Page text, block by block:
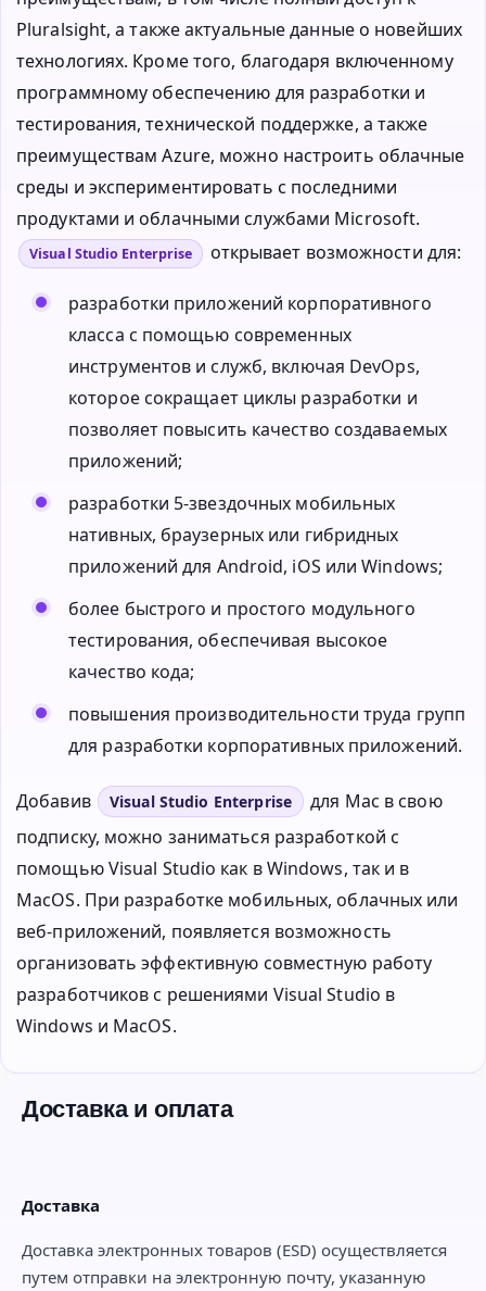
Pluralsight, а также актуальные данные о новейших
технологиях. Кроме того, благодаря включенному
программному обеспечению для разработки и
тестирования, технической поддержке, а также
преимуществам Azure, можно настроить облачные
среды и экспериментировать с последними
продуктами и облачными службами Microsoft.
Visual Studio Enterprise открывает возможности для:
разработки приложений корпоративного
класса с помощью современных
инструментов и служб, включая DevOps,
которое сокращает циклы разработки и
позволяет повысить качество создаваемых
приложений;
разработки 5-звездочных мобильных
нативных, браузерных или гибридных
приложений для Android, iOS или Windows;
более быстрого и простого модульного
тестирования, обеспечивая высокое
качество кода;
повышения производительности труда групп
для разработки корпоративных приложений.
Добавив Visual Studio Enterprise
для Mac в свою
подписку, можно заниматься разработкой с
помощью Visual Studio как в Windows, так и в
MacOS. При разработке мобильных, облачных или
веб-приложений, появляется возможность
организовать эффективную совместную работу
разработчиков с решениями Visual Studio в
Windows и MacOS.
Доставка и оплата
Доставка
Доставка электронных товаров (ESD) осуществляется
путем отправки на электронную почту, указанную